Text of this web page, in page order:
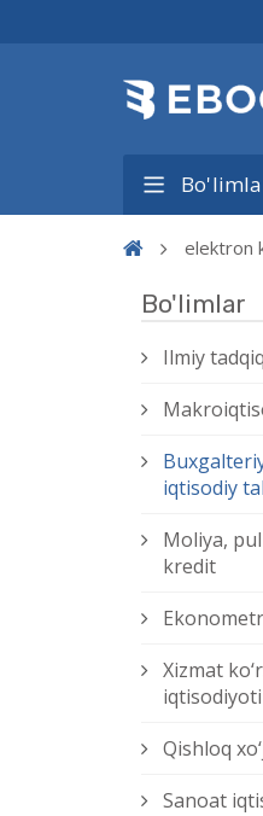
elektron
Bo'limlar
Ilmiy
iqtisodiy
Moliya,
kredit
Xizmat
iqtisodiyoti
Qishloq
Sanoat